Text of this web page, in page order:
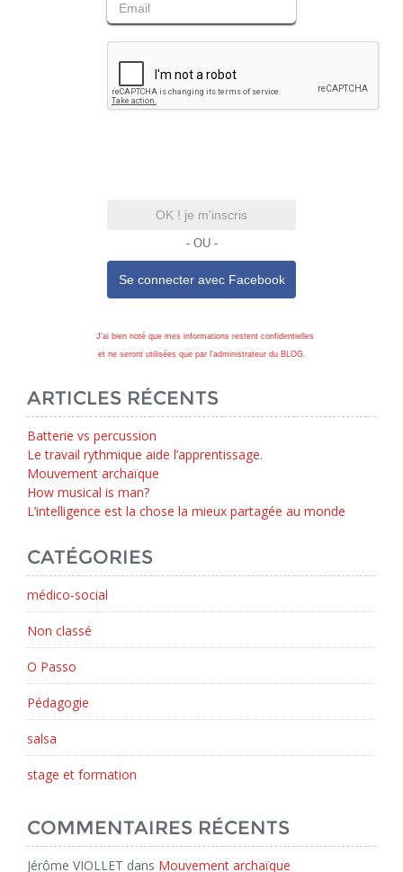
OK ! je m'inscris
- OU -
Se connecter avec Facebook
J'ai bien noté que mes informations restent confidentielles
et ne seront utilisées que par l'administrateur du BLOG.
ARTICLES RÉCENTS
Batterie vs percussion
Le travail rythmique aide l’apprentissage.
Mouvement archaïque
How musical is man?
L’intelligence est la chose la mieux partagée au monde
CATÉGORIES
médico-social
Non classé
O Passo
Pédagogie
salsa
stage et formation
COMMENTAIRES RÉCENTS
Jérôme VIOLLET dans Mouvement archaïque